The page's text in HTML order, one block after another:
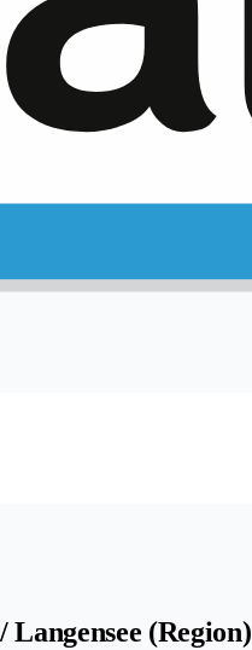
(Region)